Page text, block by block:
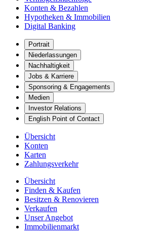
Konten & Bezahlen
Hypotheken & Immobilien
Digital Banking
Portrait
Niederlassungen
Nachhaltigkeit
Jobs & Karriere
Sponsoring & Engagements
Medien
Investor Relations
English Point of Contact
Übersicht
Konten
Karten
Zahlungsverkehr
Übersicht
Finden & Kaufen
Besitzen & Renovieren
Verkaufen
Unser Angebot
Immobilienmarkt